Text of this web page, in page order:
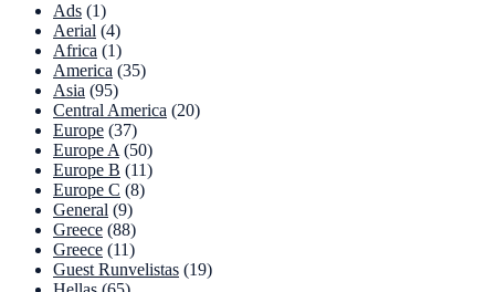
Ads (1)
Aerial (4)
Africa (1)
America (35)
Asia (95)
Central America (20)
Europe (37)
Europe A (50)
Europe B (11)
Europe C (8)
General (9)
Greece (88)
Greece (11)
Guest Runvelistas (19)